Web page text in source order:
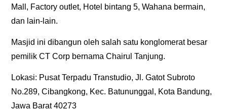
Mall, Factory outlet, Hotel bintang 5, Wahana bermain,
dan lain-lain.
Masjid ini dibangun oleh salah satu konglomerat besar
pemilik CT Corp bernama Chairul Tanjung.
Lokasi: Pusat Terpadu Transtudio, Jl. Gatot Subroto
No.289, Cibangkong, Kec. Batununggal, Kota Bandung,
Jawa Barat 40273